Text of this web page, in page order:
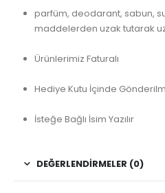
parfüm, deodarant, sabun,
maddelerden uzak tutarak
Ürünlerimiz Faturalı
Hediye Kutu İçinde
İsteğe Bağlı İsim Yazılır
DEĞERLENDIRMELER (0)